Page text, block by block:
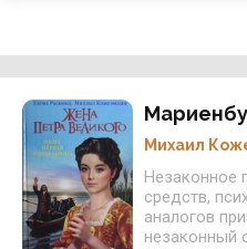
Михаил
Незаконное
средств,
аналогов
незаконный